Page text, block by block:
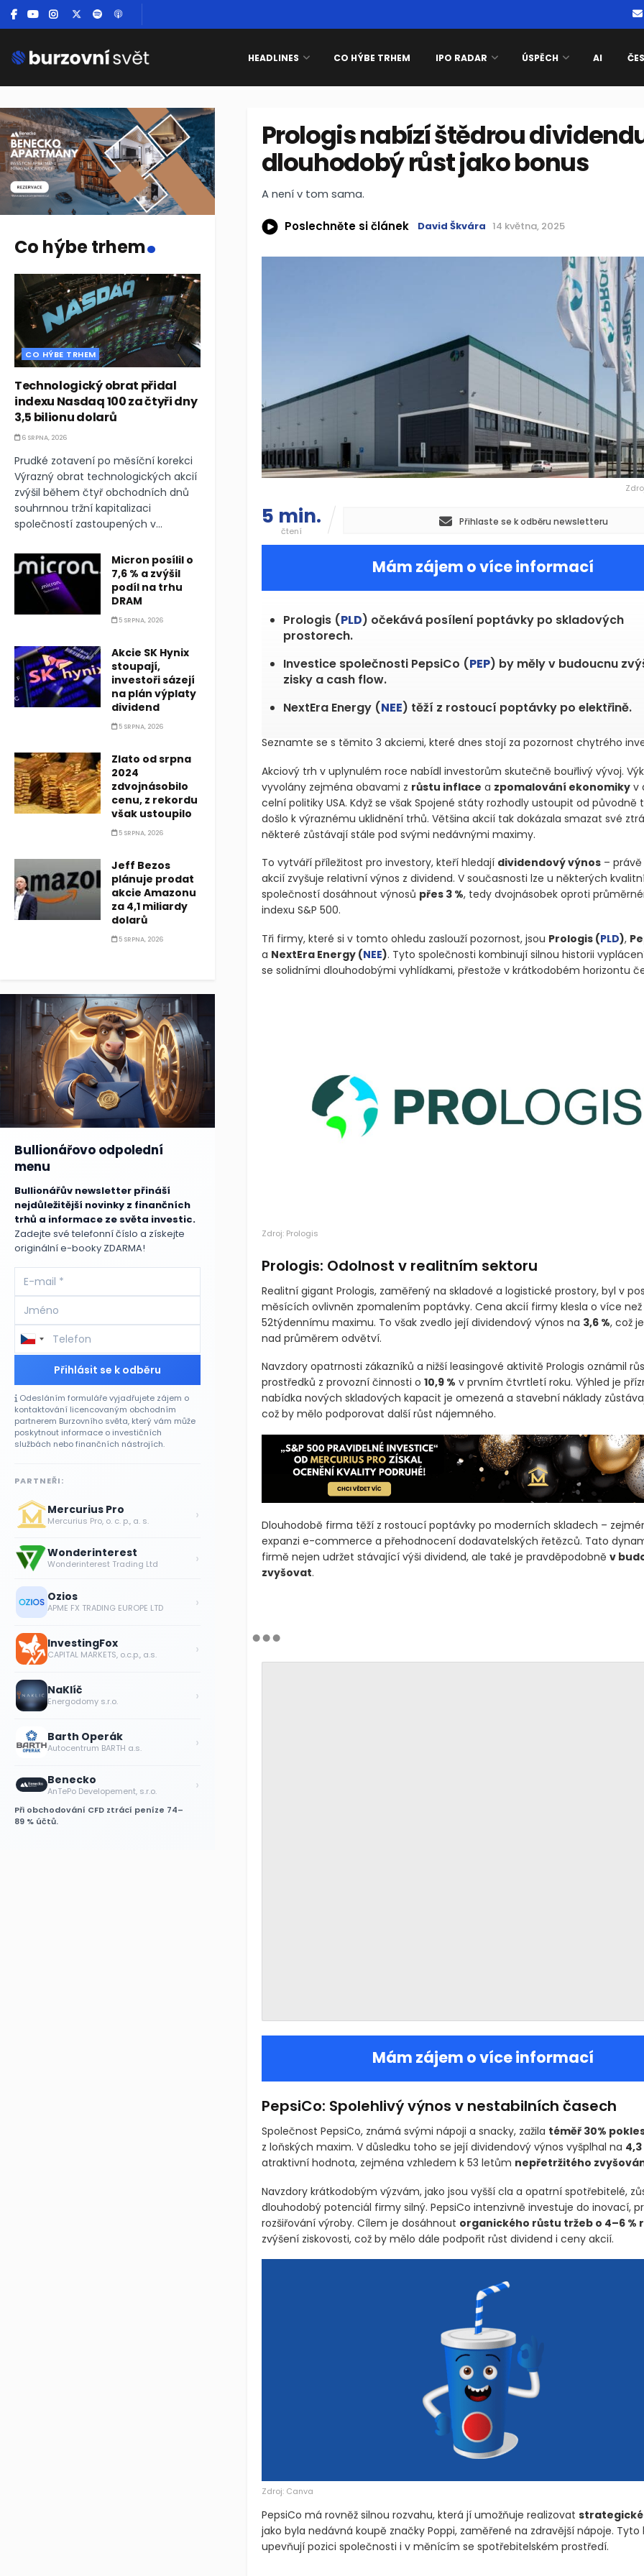
HEADLINES CO HÝBE TRHEM IPO RADAR ÚSPĚCH AI
Prologis nabízí štědrou
dlouhodobý růst jako bonus
A není v tom sama.
Poslechněte si článek David Škvára 14 května, 2025
5 min.
čtení
Přihlaste se k odběru newsletteru
Mám zájem o více informací
Prologis (PLD) očekává posílení poptávky po skladových
prostorech.
Investice společnosti PepsiCo (PEP) by měly v budoucnu
zisky a cash flow.
NextEra Energy (NEE) těží z rostoucí poptávky po elektřině.
Seznamte se s těmito 3 akciemi, které dnes stojí za pozornost chytrého
Akciový trh v uplynulém roce nabídl investorům skutečně bouřlivý vývoj.
vyvolány zejména obavami z růstu inflace a zpomalování ekonomikyv
celní politiky USA. Když se však Spojené státy rozhodly ustoupit od původně
došlo k výraznému uklidnění trhů. Většina akcií tak dokázala smazat své
některé zůstávají stále pod svými nedávnými maximy.
To vytváří příležitost pro investory, kteří hledají dividendový výnos– právě
akcií zvyšuje relativní výnos z dividend. V současnosti lze u některých
společností dosáhnout výnosů přes 3 %, tedy dvojnásobek oproti
indexu S&P 500.
Tři firmy, které si v tomto ohledu zaslouží pozornost, jsou Prologis (PLD),
a NextEra Energy (NEE). Tyto společnosti kombinují silnou historii
se solidními dlouhodobými vyhlídkami, přestože v krátkodobém horizontu
Zdroj: Prologis
Prologis: Odolnost v realitním sektoru
Realitní gigant Prologis, zaměřený na skladové a logistické prostory, byl v
měsících ovlivněn zpomalením poptávky. Cena akcií firmy klesla o více než
52týdennímu maximu. To však zvedlo její dividendový výnos na 3,6 %, což
nad průměrem odvětví.
Navzdory opatrnosti zákazníků a nižší leasingové aktivitě Prologis oznámil
prostředků z provozní činnosti o 10,9 % v prvním čtvrtletí roku. Výhled je
nabídka nových skladových kapacit je omezená a stavební náklady
což by mělo podporovat další růst nájemného.
Dlouhodobě firma těží z rostoucí poptávky po moderních skladech –
expanzi e-commerce a přehodnocení dodavatelských řetězců. Tato
firmě nejen udržet stávající výši dividend, ale také je pravděpodobně v
zvyšovat.
Mám zájem o více informací
PepsiCo: Spolehlivý výnos v nestabilních časech
Společnost PepsiCo, známá svými nápoji a snacky, zažila téměř 30%
z loňských maxim. V důsledku toho se její dividendový výnos vyšplhal na 4,3
atraktivní hodnota, zejména vzhledem k 53 letům nepřetržitého
Navzdory krátkodobým výzvám, jako jsou vyšší cla a opatrní spotřebitelé,
dlouhodobý potenciál firmy silný. PepsiCo intenzivně investuje do inovací,
rozšiřování výroby. Cílem je dosáhnout organického růstu tržeb o 4–6 %
zvýšení ziskovosti, což by mělo dále podpořit růst dividend i ceny akcií.
Zdroj: Canva
PepsiCo má rovněž silnou rozvahu, která jí umožňuje realizovat
jako byla nedávná koupě značky Poppi, zaměřené na zdravější nápoje. Tyto
upevňují pozici společnosti i v měnícím se spotřebitelském prostředí.
Co hýbe trhem.
CO HÝBE TRHEM
Technologický obrat přidal
indexu Nasdaq 100 za čtyři dny
3,5 bilionu dolarů
6 SRPNA, 2026
Prudké zotavení po měsíční korekci
Výrazný obrat technologických akcií
zvýšil během čtyř obchodních dnů
souhrnnou tržní kapitalizaci
společností zastoupených v...
Micron posílil o
7,6 % a zvýšil
podíl na trhu
DRAM
5 SRPNA, 2026
Akcie SK Hynix
stoupají,
investoři sázejí
na plán výplaty
dividend
5 SRPNA, 2026
Zlato od srpna
2024
zdvojnásobilo
cenu, z rekordu
však ustoupilo
5 SRPNA, 2026
Jeff Bezos
plánuje prodat
akcie Amazonu
za 4,1 miliardy
dolarů
5 SRPNA, 2026
Bullionářovo odpolední
menu
Bullionářův newsletter přináší
nejdůležitější novinky z finančních
trhů a informace ze světa investic.
Zadejte své telefonní číslo a získejte
originální e-booky ZDARMA!
Přihlásit se k odběru
Odesláním formuláře vyjadřujete zájem o
kontaktování licencovaným obchodním
partnerem Burzovního světa, který vám může
poskytnout informace o investičních
službách nebo finančních nástrojích.
PARTNEŘI:
Mercurius Pro
Mercurius Pro, o. c. p., a. s. ›
Wonderinterest
Wonderinterest Trading Ltd ›
Ozios
APME FX TRADING EUROPE LTD ›
InvestingFox
CAPITAL MARKETS, o.c.p., a.s. ›
NaKlíč
Energodomy s.r.o. ›
Barth Operák
Autocentrum BARTH a.s. ›
Benecko
AnTePo Developement, s.r.o. ›
Při obchodování CFD ztrácí peníze 74–
89 % účtů.